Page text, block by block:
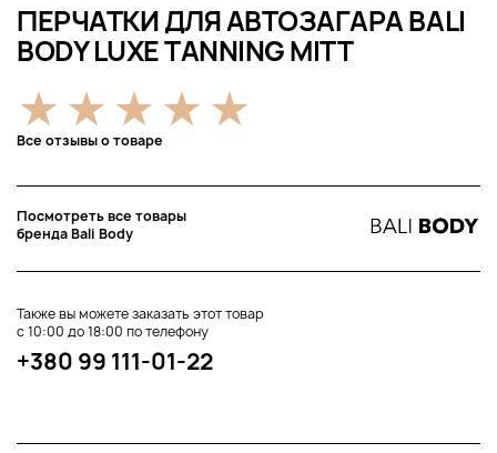
ПЕРЧАТКИ ДЛЯ АВТОЗАГАРА BALI
BODY LUXE TANNING MITT
Все отзывы о товаре
Посмотреть все товары
бренда Bali Body
Также вы можете заказать этот товар
с 10:00 до 18:00 по телефону
+380 99 111-01-22